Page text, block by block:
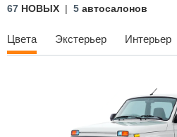
АКЦИИ
О КОМПАНИИ
Избранное
67 НОВЫХ 5 автосалонов
Цвета Экстерьер Интерьер